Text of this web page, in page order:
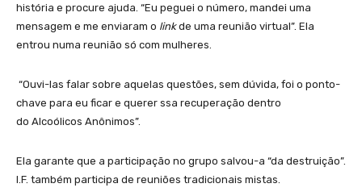
história e procure ajuda. “Eu peguei o número, mandei uma
mensagem e me enviaram o linkde uma reunião virtual”. Ela
entrou numa reunião só com mulheres.
“Ouvi-las falar sobre aquelas questões, sem dúvida, foi o ponto-
chave para eu ficar e querer ssa recuperação dentro
do Alcoólicos Anônimos”.
Ela garante que a participação no grupo salvou-a “da destruição”.
I.F. também participa de reuniões tradicionais mistas.